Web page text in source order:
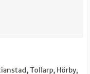
Tollarp, Hörby,